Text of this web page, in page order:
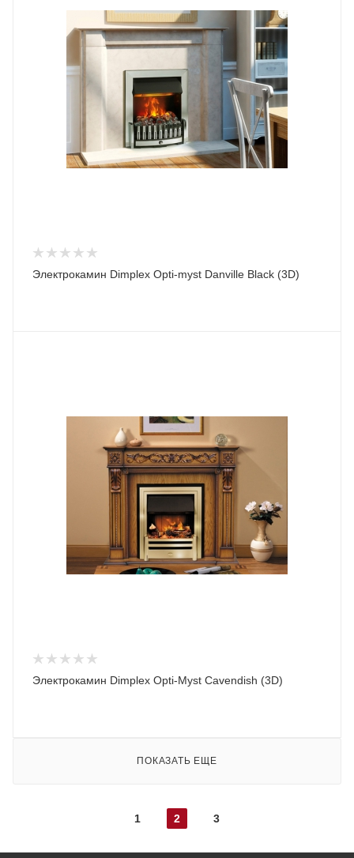
Электрокамин Dimplex Opti-myst Danville Black (3D)
Электрокамин Dimplex Opti-Myst Cavendish (3D)
ПОКАЗАТЬ ЕЩЕ
1 2 3